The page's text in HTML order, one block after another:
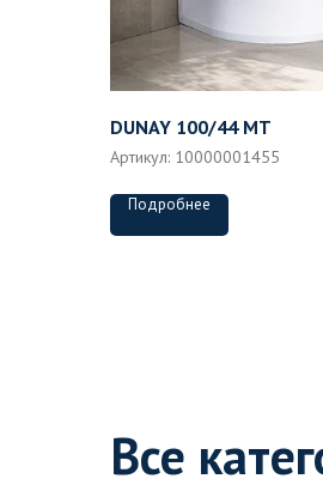
DUNAY 100/44 MT
Артикул: 10000001455
Подробнее
Все